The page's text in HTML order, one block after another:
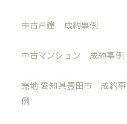
中古戸建 成約事例
中古マンション 成約事例
売地 愛知県豊田市 成約事
例